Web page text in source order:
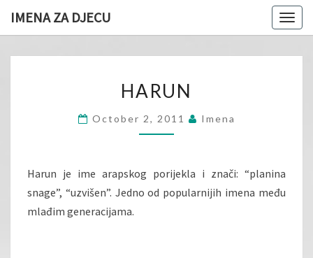
IMENA ZA DJECU
HARUN
October 2, 2011 Imena
Harun je ime arapskog porijekla i znači: “planina
snage”, “uzvišen”. Jedno od popularnijih imena među
mlađim generacijama.